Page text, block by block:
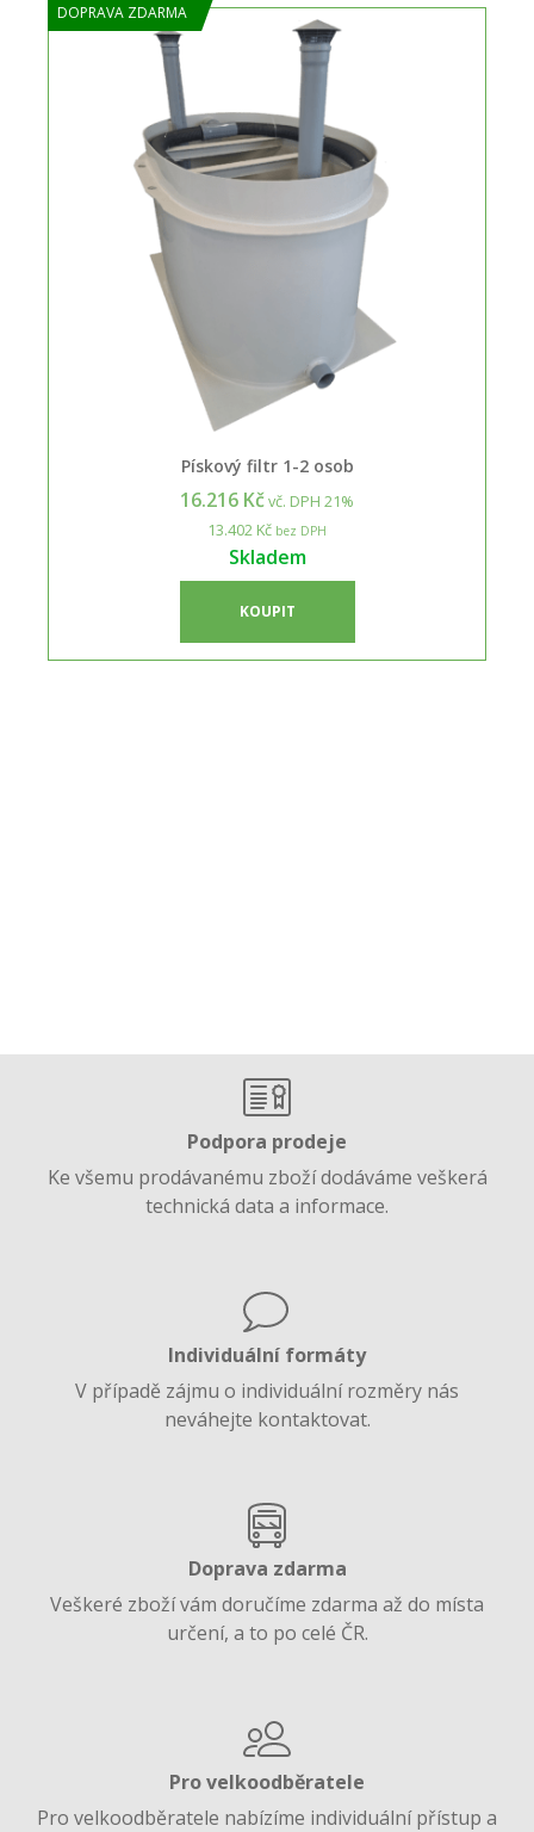
DOPRAVA ZDARMA
Pískový filtr 1-2 osob
16.216 Kčvč. DPH 21%
13.402 Kč bez DPH
Skladem
KOUPIT
Podpora prodeje
Ke všemu prodávanému zboží dodáváme veškerá
technická data a informace.
Individuální formáty
V případě zájmu o individuální rozměry nás
neváhejte kontaktovat.
Doprava zdarma
Veškeré zboží vám doručíme zdarma až do místa
určení, a to po celé ČR.
Pro velkoodběratele
Pro velkoodběratele nabízíme individuální přístup a